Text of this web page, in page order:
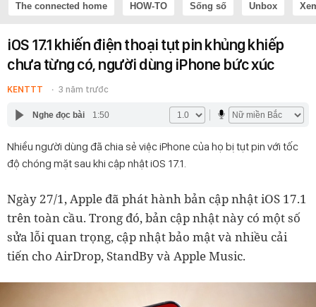
The connected home HOW-TO Sống số Unbox
iOS 17.1 khiến điện thoại tụt pin khủng khiếp
chưa từng có, người dùng iPhone bức xúc
KENTTT 3 năm trước
Nghe đọc bài 1:50
Nhiều người dùng đã chia sẻ việc iPhone của họ bị tụt pin với tốc
độ chóng mặt sau khi cập nhật iOS 17.1.
Ngày 27/1, Apple đã phát hành bản cập nhật iOS 17.1
trên toàn cầu. Trong đó, bản cập nhật này có một số
sửa lỗi quan trọng, cập nhật bảo mật và nhiều cải
tiến cho AirDrop, StandBy và Apple Music.